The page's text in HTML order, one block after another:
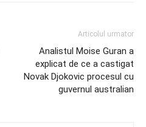
Articolul urmator
Analistul Moise Guran a
explicat de ce a castigat
Novak Djokovic procesul cu
guvernul australian